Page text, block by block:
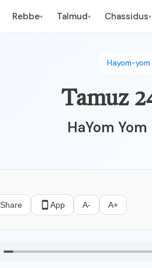
Rebbe▾ Talmud▾ Chassidus▾
Hayom-yom
HaYom
Share App A- A+